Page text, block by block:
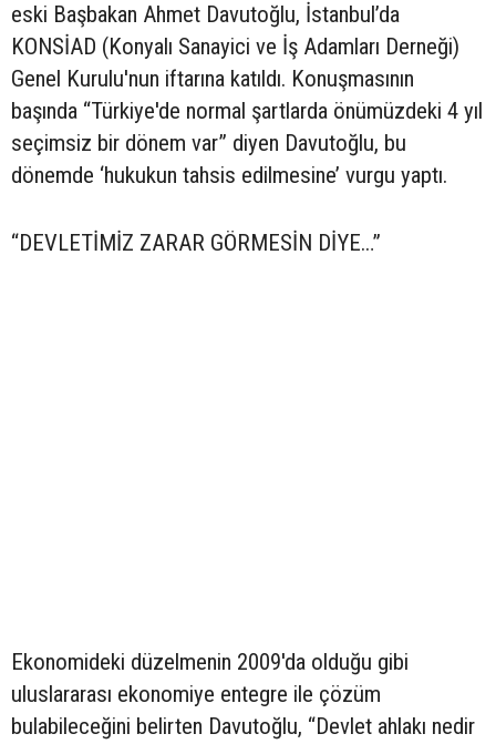
eski Başbakan Ahmet Davutoğlu, İstanbul’da
KONSİAD (Konyalı Sanayici ve İş Adamları Derneği)
Genel Kurulu'nun iftarına katıldı. Konuşmasının
başında “Türkiye'de normal şartlarda önümüzdeki 4 yıl
seçimsiz bir dönem var” diyen Davutoğlu, bu
dönemde ‘hukukun tahsis edilmesine’ vurgu yaptı.
“DEVLETİMİZ ZARAR GÖRMESİN DİYE…”
Ekonomideki düzelmenin 2009'da olduğu gibi
uluslararası ekonomiye entegre ile çözüm
bulabileceğini belirten Davutoğlu, “Devlet ahlakı nedir